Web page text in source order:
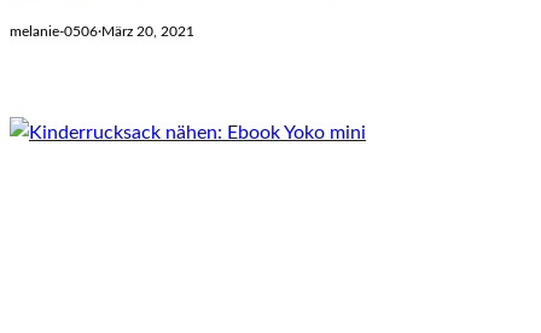
melanie-0506·März 20, 2021